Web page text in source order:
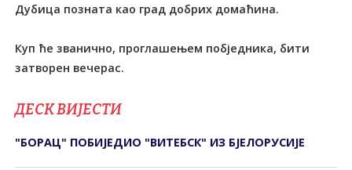
Дубица позната као град добрих домаћина.
Куп ће званично, проглашењем побједника, бити
затворен вечерас.
ДЕСК ВИЈЕСТИ
"БОРАЦ" ПОБИЈЕДИО "ВИТЕБСК" ИЗ БЈЕЛОРУСИЈЕ